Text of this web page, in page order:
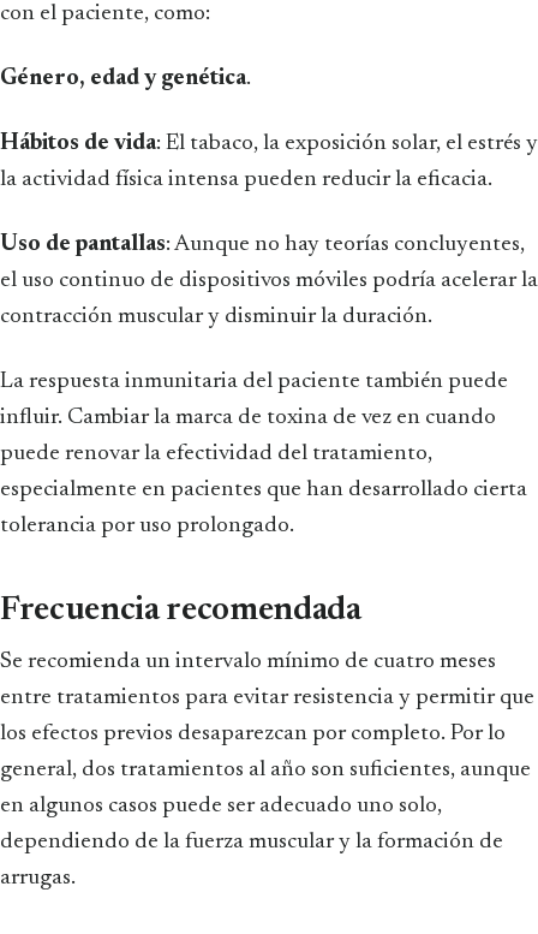
con el paciente, como:
Género, edad y genética.
Hábitos de vida: El tabaco, la exposición solar, el estrés y
la actividad física intensa pueden reducir la eficacia.
Uso de pantallas: Aunque no hay teorías concluyentes,
el uso continuo de dispositivos móviles podría acelerar la
contracción muscular y disminuir la duración.
La respuesta inmunitaria del paciente también puede
influir. Cambiar la marca de toxina de vez en cuando
puede renovar la efectividad del tratamiento,
especialmente en pacientes que han desarrollado cierta
tolerancia por uso prolongado.
Frecuencia recomendada
Se recomienda un intervalo mínimo de cuatro meses
entre tratamientos para evitar resistencia y permitir que
los efectos previos desaparezcan por completo. Por lo
general, dos tratamientos al año son suficientes, aunque
en algunos casos puede ser adecuado uno solo,
dependiendo de la fuerza muscular y la formación de
arrugas.